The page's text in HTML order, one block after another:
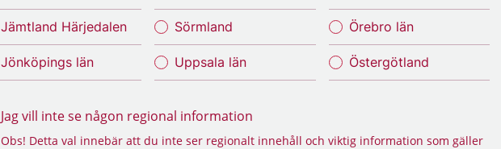
Jämtland Härjedalen
Jönköpings län
Sörmland
Uppsala län
Örebro län
Östergötland
Jag vill inte se någon regional information
Obs! Detta val innebär att du inte ser regionalt innehåll och viktig information som gäller